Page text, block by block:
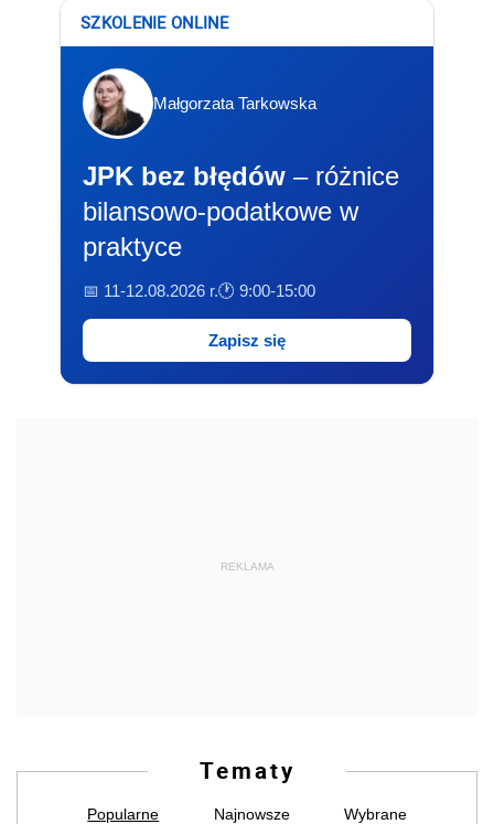
SZKOLENIE ONLINE
Małgorzata Tarkowska
JPK bez błędów – różnice
bilansowo-podatkowe w
praktyce
📅 11-12.08.2026 r.🕐 9:00-15:00
Zapisz się
REKLAMA
Tematy
Popularne Najnowsze Wybrane